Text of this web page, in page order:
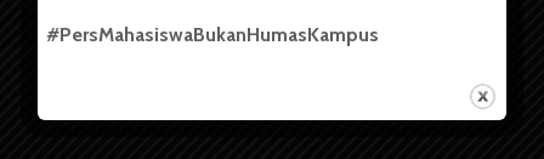
#PersMahasiswaBukanHumasKampus